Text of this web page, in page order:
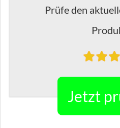
Prüfe den
Jetzt